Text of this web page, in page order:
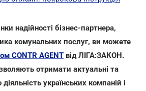
надійності бізнес-партнера,
комунальних послуг, ви можете
CONTR AGENT від ЛІГА:ЗАКОН.
отримати актуальні та
діяльність українських компаній і